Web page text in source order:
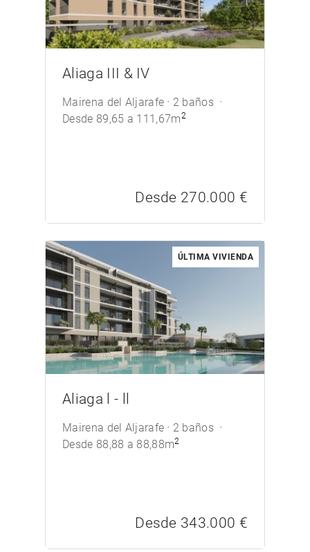
Aliaga III & IV
Mairena del Aljarafe
2 baños
Desde 89,65 a 111,67m2
Desde 270.000 €
ÚLTIMA VIVIENDA
Aliaga l - ll
Mairena del Aljarafe
2 baños
Desde 88,88 a 88,88m2
Desde 343.000 €